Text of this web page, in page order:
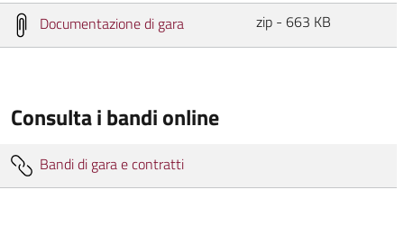
Documentazione di gara
zip - 663 KB
Consulta i bandi online
Bandi di gara e contratti